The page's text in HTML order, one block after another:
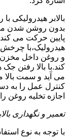
بالابر هیدرولیکی
بدون روشن شدن
پایین حرکت می
هیدرولیک،با
و روغن داخل
کند.با بالا رفتن
می آید و سمت
کنترل عمل را به
اجازه تخلیه روغن
تعمیر و نگهداری
با توجه به نوع